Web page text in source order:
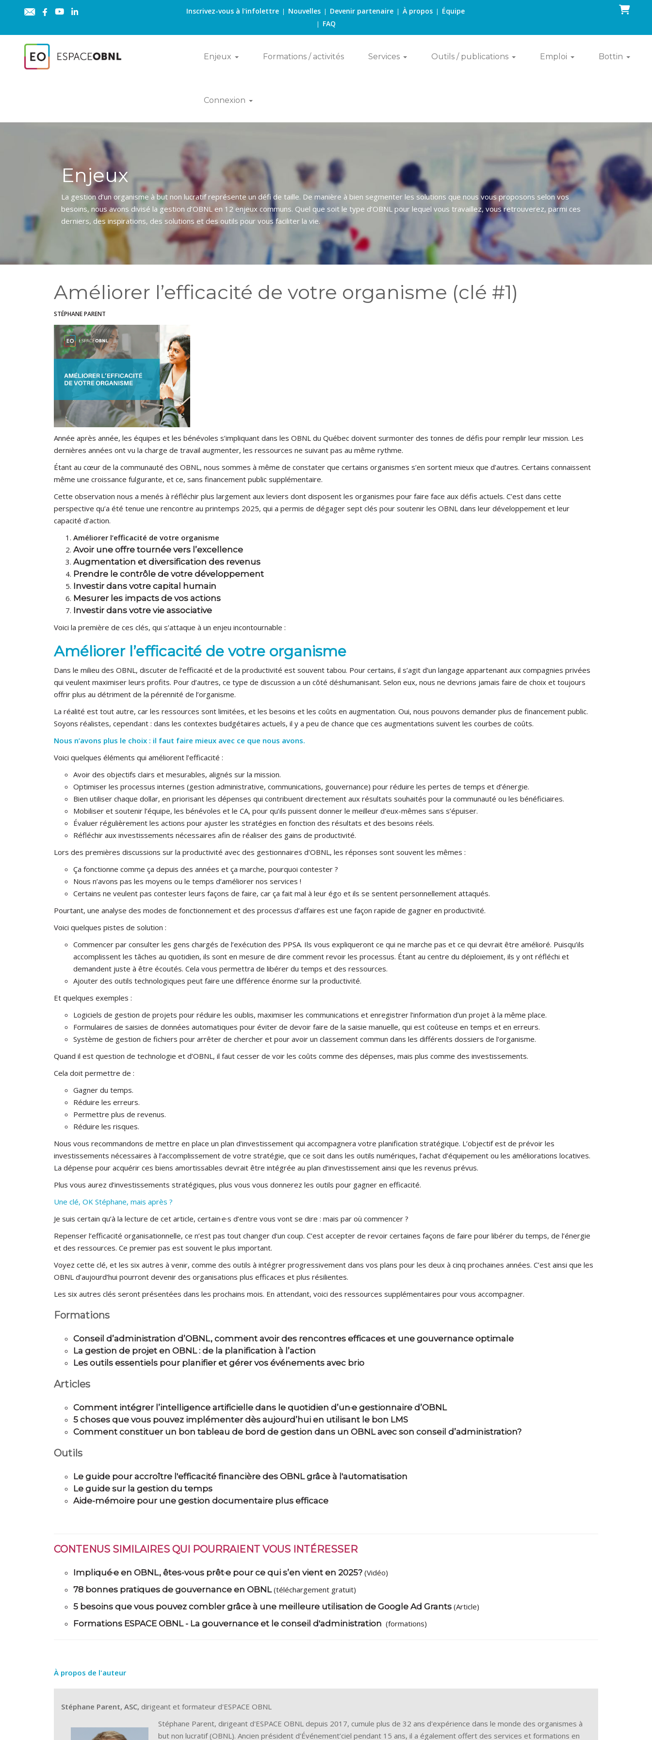
Inscrivez-vous à l'infolettre| Nouvelles| Devenir partenaire| À propos| Équipe
| FAQ
Panier
Enjeux Formations / activités Services Outils / publications Emploi Bottin
Connexion
Enjeux
La gestion d’un organisme à but non lucratif représente un défi de taille. De manière à bien segmenter les solutions que nous vous proposons selon vos
besoins, nous avons divisé la gestion d’OBNL en 12 enjeux communs. Quel que soit le type d’OBNL pour lequel vous travaillez, vous retrouverez, parmi ces
derniers, des inspirations, des solutions et des outils pour vous faciliter la vie.
Améliorer l’efficacité de votre organisme (clé #1)
STÉPHANE PARENT
Année après année, les équipes et les bénévoles s’impliquant dans les OBNL du Québec doivent surmonter des tonnes de défis pour remplir leur mission. Les
dernières années ont vu la charge de travail augmenter, les ressources ne suivant pas au même rythme.
Étant au cœur de la communauté des OBNL, nous sommes à même de constater que certains organismes s’en sortent mieux que d’autres. Certains connaissent
même une croissance fulgurante, et ce, sans financement public supplémentaire.
Cette observation nous a menés à réfléchir plus largement aux leviers dont disposent les organismes pour faire face aux défis actuels. C’est dans cette
perspective qu’a été tenue une rencontre au printemps 2025, qui a permis de dégager sept clés pour soutenir les OBNL dans leur développement et leur
capacité d’action.
Améliorer l’efficacité de votre organisme
Avoir une offre tournée vers l’excellence
Augmentation et diversification des revenus
Prendre le contrôle de votre développement
Investir dans votre capital humain
Mesurer les impacts de vos actions
Investir dans votre vie associative
Voici la première de ces clés, qui s’attaque à un enjeu incontournable :
Améliorer l’efficacité de votre organisme
Dans le milieu des OBNL, discuter de l’efficacité et de la productivité est souvent tabou. Pour certains, il s’agit d’un langage appartenant aux compagnies privées
qui veulent maximiser leurs profits. Pour d’autres, ce type de discussion a un côté déshumanisant. Selon eux, nous ne devrions jamais faire de choix et toujours
offrir plus au détriment de la pérennité de l’organisme.
La réalité est tout autre, car les ressources sont limitées, et les besoins et les coûts en augmentation. Oui, nous pouvons demander plus de financement public.
Soyons réalistes, cependant : dans les contextes budgétaires actuels, il y a peu de chance que ces augmentations suivent les courbes de coûts.
Nous n’avons plus le choix : il faut faire mieux avec ce que nous avons.
Voici quelques éléments qui améliorent l’efficacité :
Avoir des objectifs clairs et mesurables, alignés sur la mission.
Optimiser les processus internes (gestion administrative, communications, gouvernance) pour réduire les pertes de temps et d’énergie.
Bien utiliser chaque dollar, en priorisant les dépenses qui contribuent directement aux résultats souhaités pour la communauté ou les bénéficiaires.
Mobiliser et soutenir l’équipe, les bénévoles et le CA, pour qu’ils puissent donner le meilleur d’eux-mêmes sans s’épuiser.
Évaluer régulièrement les actions pour ajuster les stratégies en fonction des résultats et des besoins réels.
Réfléchir aux investissements nécessaires afin de réaliser des gains de productivité.
Lors des premières discussions sur la productivité avec des gestionnaires d’OBNL, les réponses sont souvent les mêmes :
Ça fonctionne comme ça depuis des années et ça marche, pourquoi contester ?
Nous n’avons pas les moyens ou le temps d’améliorer nos services !
Certains ne veulent pas contester leurs façons de faire, car ça fait mal à leur égo et ils se sentent personnellement attaqués.
Pourtant, une analyse des modes de fonctionnement et des processus d’affaires est une façon rapide de gagner en productivité.
Voici quelques pistes de solution :
Commencer par consulter les gens chargés de l’exécution des PPSA. Ils vous expliqueront ce qui ne marche pas et ce qui devrait être amélioré. Puisqu’ils
accomplissent les tâches au quotidien, ils sont en mesure de dire comment revoir les processus. Étant au centre du déploiement, ils y ont réfléchi et
demandent juste à être écoutés. Cela vous permettra de libérer du temps et des ressources.
Ajouter des outils technologiques peut faire une différence énorme sur la productivité.
Et quelques exemples :
Logiciels de gestion de projets pour réduire les oublis, maximiser les communications et enregistrer l’information d’un projet à la même place.
Formulaires de saisies de données automatiques pour éviter de devoir faire de la saisie manuelle, qui est coûteuse en temps et en erreurs.
Système de gestion de fichiers pour arrêter de chercher et pour avoir un classement commun dans les différents dossiers de l’organisme.
Quand il est question de technologie et d’OBNL, il faut cesser de voir les coûts comme des dépenses, mais plus comme des investissements.
Cela doit permettre de :
Gagner du temps.
Réduire les erreurs.
Permettre plus de revenus.
Réduire les risques.
Nous vous recommandons de mettre en place un plan d’investissement qui accompagnera votre planification stratégique. L’objectif est de prévoir les
investissements nécessaires à l’accomplissement de votre stratégie, que ce soit dans les outils numériques, l’achat d’équipement ou les améliorations locatives.
La dépense pour acquérir ces biens amortissables devrait être intégrée au plan d’investissement ainsi que les revenus prévus.
Plus vous aurez d’investissements stratégiques, plus vous vous donnerez les outils pour gagner en efficacité.
Une clé, OK Stéphane, mais après ?
Je suis certain qu’à la lecture de cet article, certain·e·s d’entre vous vont se dire : mais par où commencer ?
Repenser l’efficacité organisationnelle, ce n’est pas tout changer d’un coup. C’est accepter de revoir certaines façons de faire pour libérer du temps, de l’énergie
et des ressources. Ce premier pas est souvent le plus important.
Voyez cette clé, et les six autres à venir, comme des outils à intégrer progressivement dans vos plans pour les deux à cinq prochaines années. C’est ainsi que les
OBNL d’aujourd’hui pourront devenir des organisations plus efficaces et plus résilientes.
Les six autres clés seront présentées dans les prochains mois. En attendant, voici des ressources supplémentaires pour vous accompagner.
Formations
Conseil d’administration d’OBNL, comment avoir des rencontres efficaces et une gouvernance optimale
La gestion de projet en OBNL : de la planification à l’action
Les outils essentiels pour planifier et gérer vos événements avec brio
Articles
Comment intégrer l’intelligence artificielle dans le quotidien d’un·e gestionnaire d’OBNL
5 choses que vous pouvez implémenter dès aujourd’hui en utilisant le bon LMS
Comment constituer un bon tableau de bord de gestion dans un OBNL avec son conseil d’administration?
Outils
Le guide pour accroître l'efficacité financière des OBNL grâce à l'automatisation
Le guide sur la gestion du temps
Aide-mémoire pour une gestion documentaire plus efficace
CONTENUS SIMILAIRES QUI POURRAIENT VOUS INTÉRESSER
Impliqué·e en OBNL, êtes-vous prêt·e pour ce qui s’en vient en 2025? (Vidéo)
78 bonnes pratiques de gouvernance en OBNL(téléchargement gratuit)
5 besoins que vous pouvez combler grâce à une meilleure utilisation de Google Ad Grants (Article)
Formations ESPACE OBNL - La gouvernance et le conseil d'administration (formations)
À propos de l'auteur
Stéphane Parent, ASC, dirigeant et formateur d'ESPACE OBNL
Stéphane Parent, dirigeant d'ESPACE OBNL depuis 2017, cumule plus de 32 ans d'expérience dans le monde des organismes à
but non lucratif (OBNL). Ancien président d'Événement’ciel pendant 15 ans, il a également offert des services et formations en